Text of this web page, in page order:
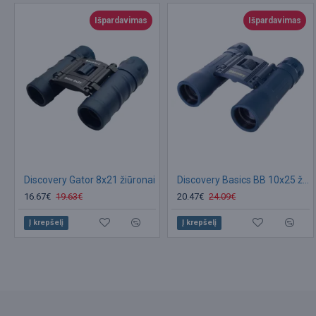
Išpardavimas
Discovery Gator 8x21 žiūronai
16.67€ 19.63€
Į krepšelį
Išpardavimas
20.47€ 24.09€
Į krepšelį